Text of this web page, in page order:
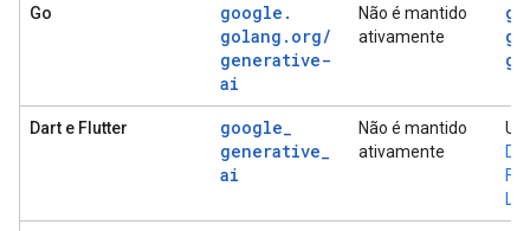
Go google .
golang . org/
generative-
ai
Não é mantido
ativamente
Dart e Flutter google_
generative_
ai
Não é mantido
ativamente